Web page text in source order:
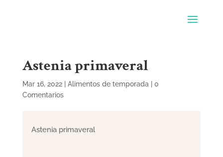
Astenia primaveral
Mar 16, 2022| Alimentos de temporada
0
Comentarios
Astenia primaveral